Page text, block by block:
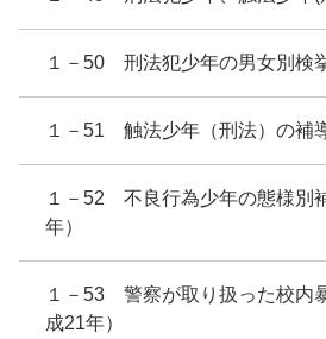
１－50 刑法犯少年の男女別検
１－51 触法少年（刑法）の補
１－52 不良行為少年の態様別
年）
１－53 警察が取り扱った校内
成21年）